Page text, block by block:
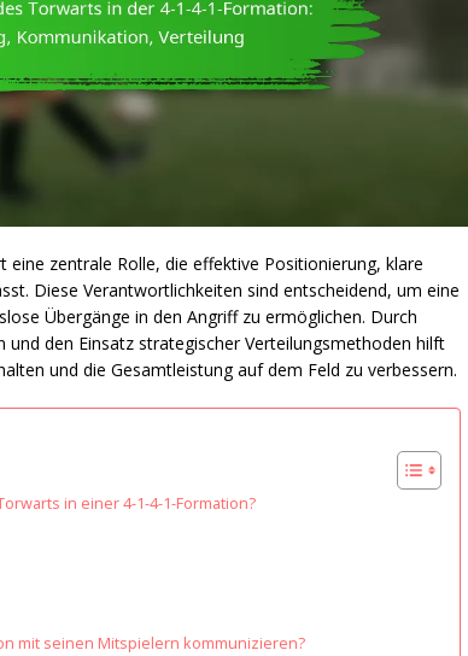
zentrale Rolle, die effektive Positionierung, klare
Diese Verantwortlichkeiten sind entscheidend, um eine
Übergänge in den Angriff zu ermöglichen. Durch
den Einsatz strategischer Verteilungsmethoden hilft
und die Gesamtleistung auf dem Feld zu verbessern.
in einer 4-1-4-1-Formation?
mit seinen Mitspielern kommunizieren?